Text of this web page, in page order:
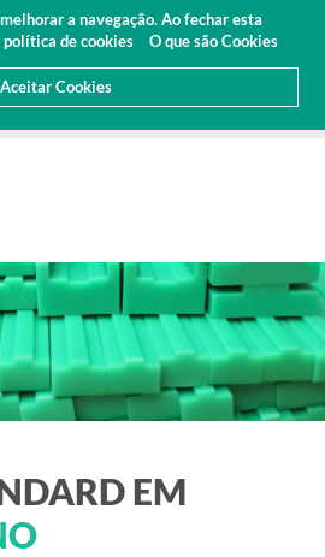
a navegação. Ao fechar esta
política de cookies
O que são Cookies
Aceitar Cookies
Área Cliente
Orçamento(0)
EM